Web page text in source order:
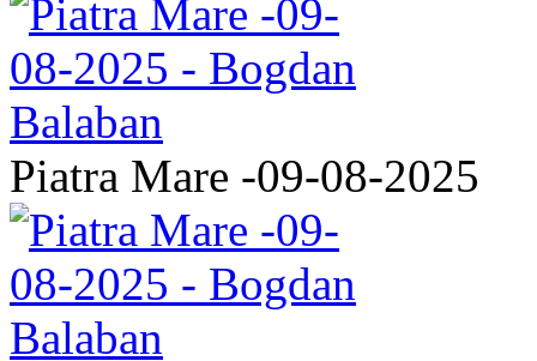
Piatra Mare -09-08-2025